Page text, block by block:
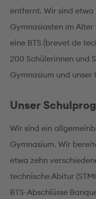
entfernt. Wir sind etwa
Gymnasiasten im Alter
eine BTS (brevet de
200 Schülerinnen und
Gymnasium und unser
Unser
Wir sind ein
Gymnasium. Wir
etwa zehn
technische Abitur
BTS-Abschlüsse